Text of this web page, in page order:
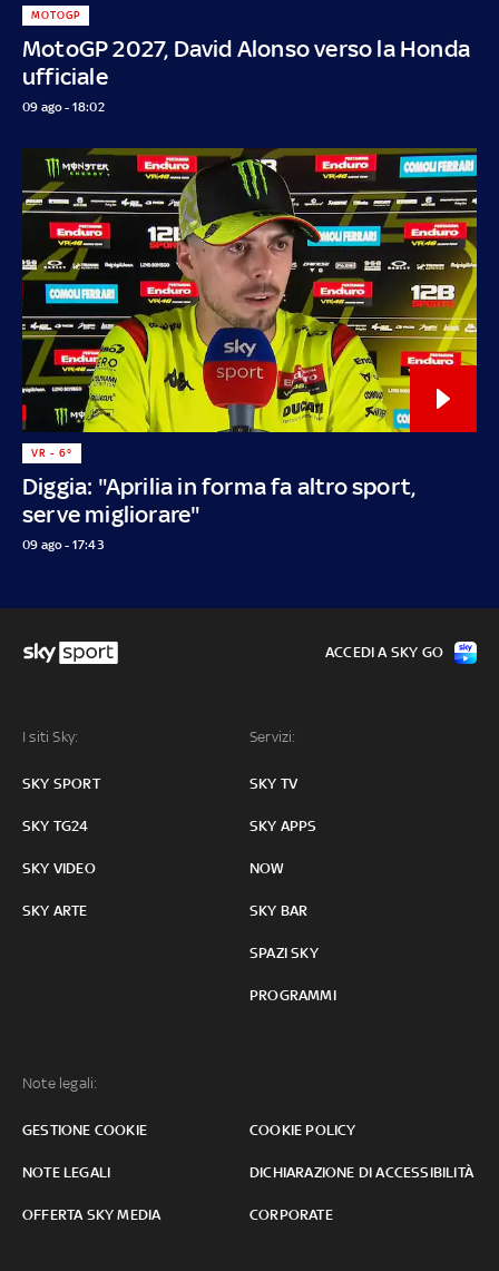
MotoGP 2027, David Alonso verso la Honda
ufficiale
MOTOGP
09 ago - 18:02
Diggia: "Aprilia in forma fa altro sport,
serve migliorare"
VR - 6°
09 ago - 17:43
I siti Sky:
SKY SPORT
SKY TG24
SKY VIDEO
SKY ARTE
Servizi:
SKY TV
SKY APPS
NOW
SKY BAR
SPAZI SKY
PROGRAMMI
Note legali:
GESTIONE COOKIE COOKIE POLICY
NOTE LEGALI DICHIARAZIONE DI ACCESSIBILITÀ
OFFERTA SKY MEDIA CORPORATE
ACCEDI A SKY GO